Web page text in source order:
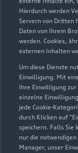
Hierdurch werden
Servern von Dritten
Daten von Ihrem
werden. Cookies,
externen Inhalten
Um diese Dienste
Einwilligung. Mit
Ihre Einwilligung
einzelne
jede Cookie-
durch Klicken auf
speichern. Falls Sie
nur die notwendigen
Manager, unser
Marktdaten als
dient zur
Regionalfaktoren,
Zustand Ihres
berücksichtigt
endgültige
durch den Audi
erfolgen.
Ein Angebot der
Volkswagen
Braunschweig, für
Einzelabnehmer.